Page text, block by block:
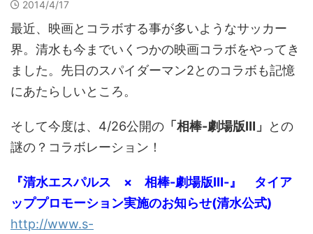
2014/4/17
最近、映画とコラボする事が多いようなサッカー
界。清水も今までいくつかの映画コラボをやってき
ました。先日のスパイダーマン2とのコラボも記憶
にあたらしいところ。
そして今度は、4/26公開の 「相棒-劇場版Ⅲ」
との
謎の？コラボレーション！
『清水エスパルス × 相棒-劇場版Ⅲ-』 タイア
ッププロモーション実施のお知らせ(清水公式)
http://www.s-